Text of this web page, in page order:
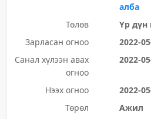
алба
Төлөв
Үр дүн
Зарласан огноо
2022-
Санал хүлээн авах
огноо
2022-
Нээх огноо
2022-
Төрөл
Ажил